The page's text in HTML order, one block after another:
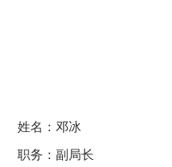
姓名：邓冰
职务：副局长